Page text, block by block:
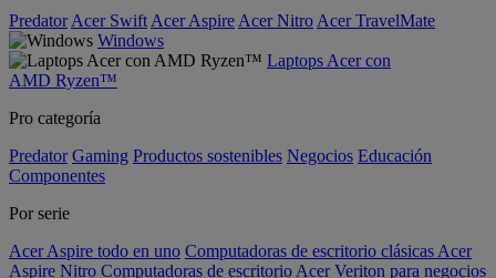
Predator Acer Swift Acer Aspire Acer Nitro Acer TravelMate
Windows
Laptops Acer con
AMD Ryzen™
Pro categoría
Predator Gaming Productos sostenibles Negocios Educación
Componentes
Por serie
Acer Aspire todo en uno Computadoras de escritorio clásicas Acer
Aspire Nitro Computadoras de escritorio Acer Veriton para negocios